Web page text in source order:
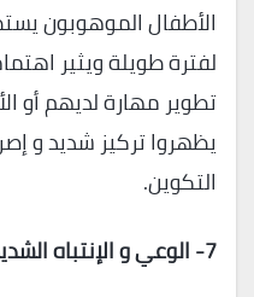
الأطفال الموهوبون
لفترة طويلة ويثير
تطوير مهارة لديهم أو
يظهروا تركيز شديد و
التكوين.
7- الوعي و الإنتباه